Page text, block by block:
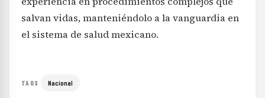
salvan vidas, manteniéndolo a la vanguardia en
el sistema de salud mexicano.
TAGS Nacional